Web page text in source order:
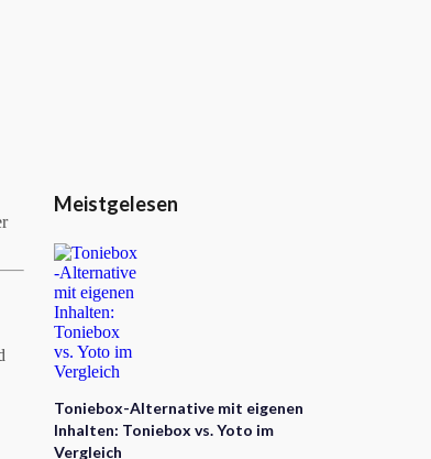
Meistgelesen
Toniebox-Alternative mit eigenen
Inhalten: Toniebox vs. Yoto im
Vergleich